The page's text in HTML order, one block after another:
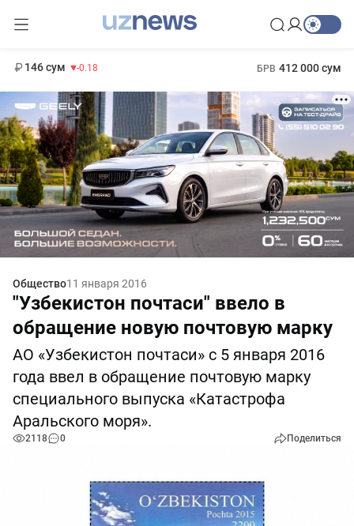
146 сум -0.18 БРВ 412 000 сум
Общество11 января 2016
"Узбекистон почтаси" ввело в
обращение новую почтовую марку
АО «Узбекистон почтаси» с 5 января 2016
года ввел в обращение почтовую марку
специального выпуска «Катастрофа
Аральского моря».
2118 0 Поделиться